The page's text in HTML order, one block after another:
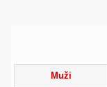
Muži